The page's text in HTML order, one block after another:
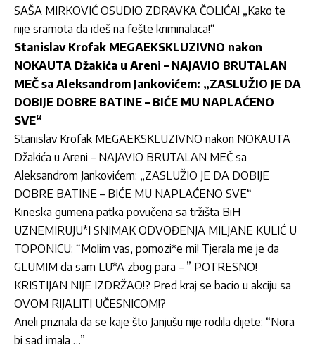
SAŠA MIRKOVIĆ OSUDIO ZDRAVKA ČOLIĆA! „Kako te
nije sramota da ideš na fešte kriminalaca!“
Stanislav Krofak MEGAEKSKLUZIVNO nakon
NOKAUTA Džakića u Areni – NAJAVIO BRUTALAN
MEČ sa Aleksandrom Jankovićem: „ZASLUŽIO JE DA
DOBIJE DOBRE BATINE – BIĆE MU NAPLAĆENO
SVE“
Stanislav Krofak MEGAEKSKLUZIVNO nakon NOKAUTA
Džakića u Areni – NAJAVIO BRUTALAN MEČ sa
Aleksandrom Jankovićem: „ZASLUŽIO JE DA DOBIJE
DOBRE BATINE – BIĆE MU NAPLAĆENO SVE“
Kineska gumena patka povučena sa tržišta BiH
UZNEMIRUJU*I SNIMAK ODVOĐENJA MILJANE KULIĆ U
TOPONICU: “Molim vas, pomozi*e mi! Tjerala me je da
GLUMIM da sam LU*A zbog para – ” POTRESNO!
KRISTIJAN NIJE IZDRŽAO!? Pred kraj se bacio u akciju sa
OVOM RIJALITI UČESNICOM!?
Aneli priznala da se kaje što Janjušu nije rodila dijete: “Nora
bi sad imala …”